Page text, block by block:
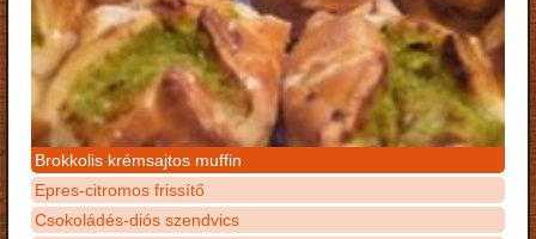
Brokkolis krémsajtos muffin
Epres-citromos frissítő
Csokoládés-diós szendvics